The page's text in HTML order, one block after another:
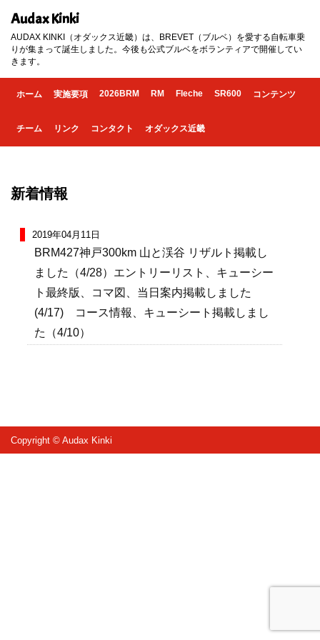
Audax Kinki
AUDAX KINKI（オダックス近畿）は、BREVET（ブルベ）を愛する自転車乗
りが集まって誕生しました。今後も公式ブルベをボランティアで開催してい
きます。
ホーム 実施要項 2026BRM RM Fleche SR600 コンテンツ
チーム リンク コンタクト オダックス近畿
新着情報
2019年04月11日
BRM427神戸300km 山と渓谷 リザルト掲載し
ました（4/28）エントリーリスト、キューシー
ト最終版、コマ図、当日案内掲載しました
(4/17) コース情報、キューシート掲載しまし
た（4/10）
Copyright © Audax Kinki